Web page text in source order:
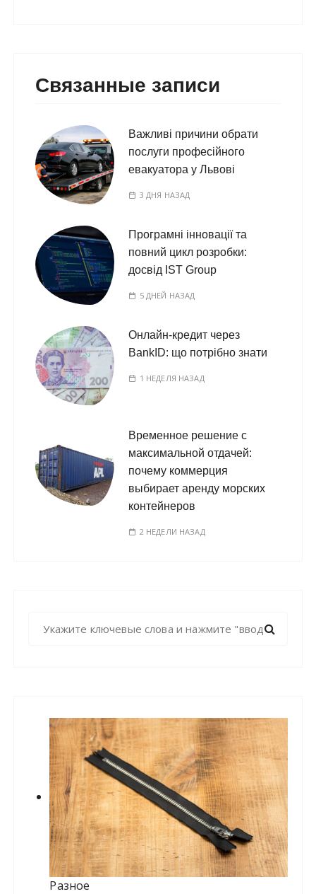
Связанные записи
Важливі причини обрати
послуги професійного
евакуатора у Львові
3 ДНЯ НАЗАД
Програмні інновації та
повний цикл розробки:
досвід IST Group
5 ДНЕЙ НАЗАД
Онлайн-кредит через
BankID: що потрібно знати
1 НЕДЕЛЯ НАЗАД
Временное решение с
максимальной отдачей:
почему коммерция
выбирает аренду морских
контейнеров
2 НЕДЕЛИ НАЗАД
Разное